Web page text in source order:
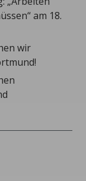
am 18.
wir